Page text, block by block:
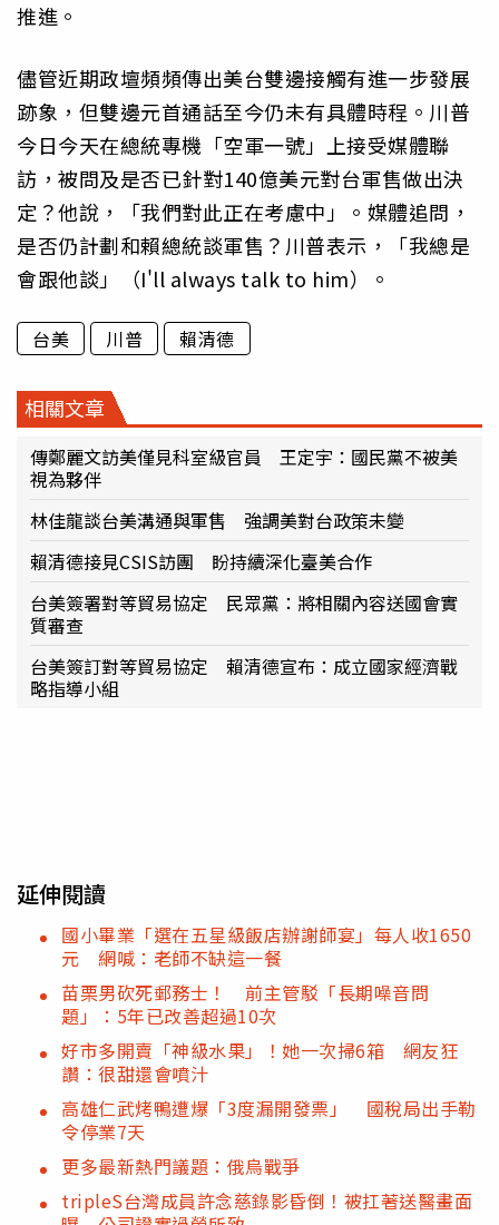
推進。
儘管近期政壇頻頻傳出美台雙邊接觸有進一步發展
跡象，但雙邊元首通話至今仍未有具體時程。川普
今日今天在總統專機「空軍一號」上接受媒體聯
訪，被問及是否已針對140億美元對台軍售做出決
定？他說，「我們對此正在考慮中」。媒體追問，
是否仍計劃和賴總統談軍售？川普表示，「我總是
會跟他談」（I'll always talk to him）。
台美 川普 賴清德
相關文章
傳鄭麗文訪美僅見科室級官員 王定宇：國民黨不被美
視為夥伴
林佳龍談台美溝通與軍售 強調美對台政策未變
賴清德接見CSIS訪團 盼持續深化臺美合作
台美簽署對等貿易協定 民眾黨：將相關內容送國會實
質審查
台美簽訂對等貿易協定 賴清德宣布：成立國家經濟戰
略指導小組
延伸閱讀
國小畢業「選在五星級飯店辦謝師宴」每人收1650
元 網喊：老師不缺這一餐
苗栗男砍死郵務士！ 前主管駁「長期噪音問
題」：5年已改善超過10次
好市多開賣「神級水果」！她一次掃6箱 網友狂
讚：很甜還會噴汁
高雄仁武烤鴨遭爆「3度漏開發票」 國稅局出手勒
令停業7天
更多最新熱門議題：俄烏戰爭
tripleS台灣成員許念慈錄影昏倒！被扛著送醫畫面